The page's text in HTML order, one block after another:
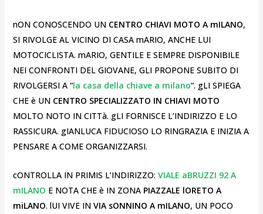
nON CONOSCENDO UN CENTRO CHIAVI MOTO A mILANO,
SI RIVOLGE AL VICINO DI CASA mARIO, ANCHE LUI
MOTOCICLISTA. mARIO, GENTILE E SEMPRE DISPONIBILE
NEI CONFRONTI DEL GIOVANE, GLI PROPONE SUBITO DI
RIVOLGERSI A “la casa della chiave a milano“. gLI SPIEGA
CHE è UN CENTRO SPECIALIZZATO IN CHIAVI MOTO
MOLTO NOTO IN CITTà. gLI FORNISCE L’INDIRIZZO E LO
RASSICURA. gIANLUCA FIDUCIOSO LO RINGRAZIA E INIZIA A
PENSARE A COME ORGANIZZARSI.
cONTROLLA IN PRIMIS L’INDIRIZZO: VIALE aBRUZZI 92 A
mILANO E NOTA CHE è IN ZONAPIAZZALE lORETO A
miLANO. lUI VIVE INVIA sONNINO A mILANO, UN POCO